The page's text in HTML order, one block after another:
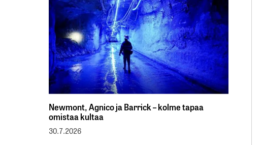
Newmont, Agnico ja Barrick – kolme tapaa
omistaa kultaa
30.7.2026